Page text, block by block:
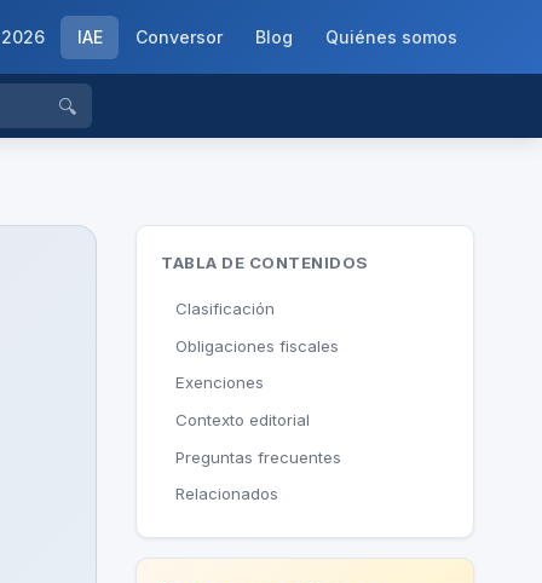
2026 IAE Conversor Blog Quiénes somos
🔍
TABLA DE CONTENIDOS
Clasificación
Obligaciones fiscales
Exenciones
Contexto editorial
Preguntas frecuentes
Relacionados